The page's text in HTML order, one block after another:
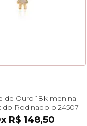
de Ouro 18k menina
Rodinado pi24507
R$ 148,50